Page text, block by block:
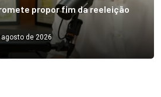
propor fim da reeleição
de 2026